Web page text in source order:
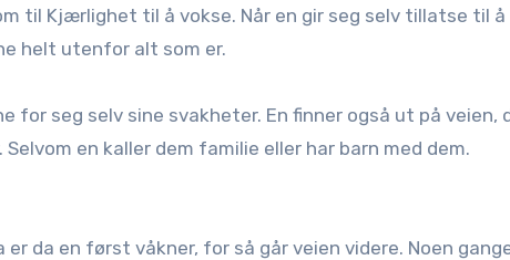
til Kjærlighet til å vokse. Når en gir seg selv tillatse til
helt utenfor alt som er.
for seg selv sine svakheter. En finner også ut på veien,
en kaller dem familie eller har barn med dem.
da en først våkner, for så går veien videre. Noen